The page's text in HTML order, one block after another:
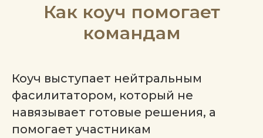
Как коуч помогает
командам
Коуч выступает нейтральным
фасилитатором, который не
навязывает готовые решения, а
помогает участникам